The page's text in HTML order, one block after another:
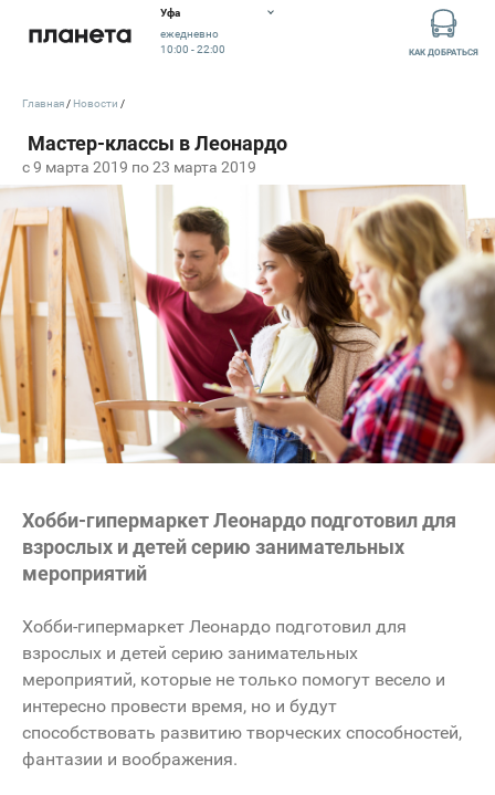
Уфа
ежедневно
10:00 - 22:00
КАК ДОБРАТЬСЯ
c 9 марта 2019 по 23 марта 2019
Главная Новости
Хобби-гипермаркет Леонардо подготовил для
взрослых и детей серию занимательных
мероприятий
Хобби-гипермаркет Леонардо подготовил для
взрослых и детей серию занимательных
мероприятий, которые не только помогут весело и
интересно провести время, но и будут
способствовать развитию творческих способностей,
фантазии и воображения.